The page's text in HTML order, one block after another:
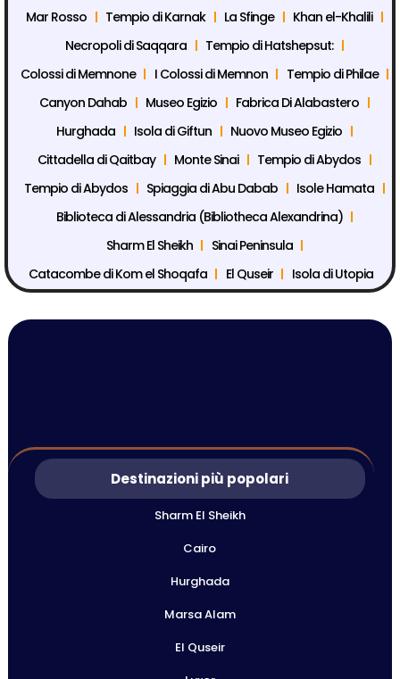
Mar Rosso
Tempio di Karnak La Sfinge
Khan el-Khalili
Necropoli di Saqqara
Tempio di Hatshepsut:
Colossi di Memnone
I Colossi di Memnon
Tempio di Philae
Canyon Dahab
Museo Egizio
Fabrica Di Alabastero
Hurghada
Isola di Giftun
Nuovo Museo Egizio
Cittadella di Qaitbay
Monte Sinai
Tempio di Abydos
Tempio di Abydos
Spiaggia di Abu Dabab
Isole Hamata
Biblioteca di Alessandria (Bibliotheca Alexandrina)
Sharm El Sheikh
Sinai Peninsula
Catacombe di Kom el Shoqafa
El Quseir Isola di Utopia
Destinazioni più popolari
Sharm El Sheikh
Cairo
Hurghada
Marsa Alam
El Quseir